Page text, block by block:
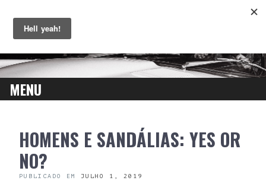
MENU
CONTENTHOMENS E SANDÁLIAS: YES OR
NO?
PUBLICADO EM JULHO 1, 2019